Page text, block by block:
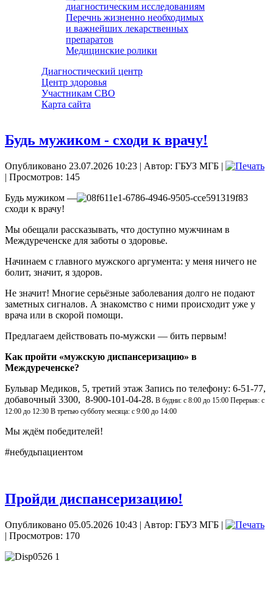
диагностическим исследованиям
Перечнь жизненно необходимых
и важнейших лекарственных
препаратов
Медицинские ролики
Диагностический центр
Центр здоровья
Участникам СВО
Карта сайта
Будь мужиком - сходи к врачу!
Опубликовано 23.07.2026 10:23 | Автор: ГБУЗ МГБ |
| Просмотров: 145
Будь мужиком —
сходи к врачу!
Мы обещали рассказывать, что доступно мужчинам в
Междуреченске для заботы о здоровье.
Начинаем с главного мужского аргумента: у меня ничего не
болит, значит, я здоров.
Не значит! Многие серьёзные заболевания долго не подают
заметных сигналов. А знакомство с ними происходит уже у
врача или в скорой помощи.
Предлагаем действовать по-мужски — бить первым!
Как пройти «мужскую диспансеризацию» в
Междуреченске?
Бульвар Медиков, 5, третий этаж Запись по телефону: 6-51-77,
добавочный 3300, 8-900-101-04-28. В будни: с 8:00 до 15:00 Перерыв: с
12:00 до 12:30 В третью субботу месяца: с 9:00 до 14:00
Мы ждём победителей!
#небудьпациентом
Пройди диспансеризацию!
Опубликовано 05.05.2026 10:43 | Автор: ГБУЗ МГБ |
| Просмотров: 170